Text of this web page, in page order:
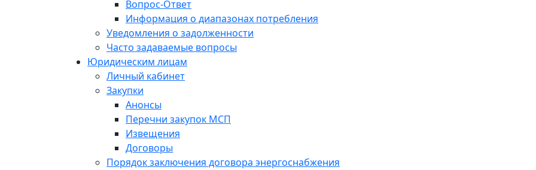
Вопрос-Ответ
Информация о диапазонах потребления
Уведомления о задолженности
Часто задаваемые вопросы
Юридическим лицам
Личный кабинет
Закупки
Анонсы
Перечни закупок МСП
Извещения
Договоры
Порядок заключения договора энергоснабжения